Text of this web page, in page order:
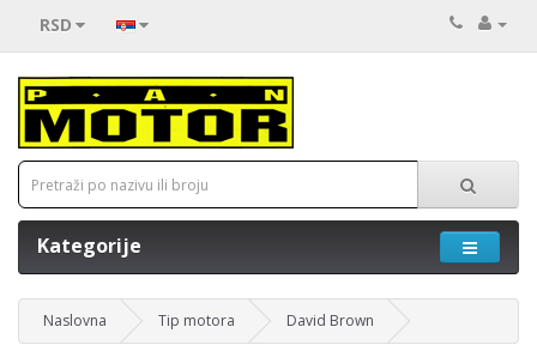
RSD
Kategorije
Naslovna Tip motora David Brown